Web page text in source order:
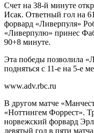
Счет на 38-й минуте
Исак. Ответный гол на
форвард «Ливерпуля»
«Ливерпулю» принес
90+8 минуте.
Эта победы позволила
подняться с 11-е на 5-е
www.adv.rbc.ru
В другом матче
«Ноттингем Форрест».
норвежский форвард
девятый гол в пяти